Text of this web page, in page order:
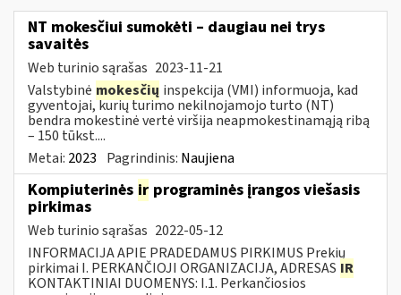
NT mokesčiui sumokėti – daugiau nei trys
savaitės
Web turinio sąrašas 2023-11-21
Valstybinė mokesčių inspekcija (VMI) informuoja, kad
gyventojai, kurių turimo nekilnojamojo turto (NT)
bendra mokestinė vertė viršija neapmokestinamąją ribą
– 150 tūkst....
Metai: 2023 Pagrindinis: Naujiena
Kompiuterinės ir programinės įrangos viešasis
pirkimas
Web turinio sąrašas 2022-05-12
INFORMACIJA APIE PRADEDAMUS PIRKIMUS Prekių
pirkimai I. PERKANČIOJI ORGANIZACIJA, ADRESAS IR
KONTAKTINIAI DUOMENYS: I.1. Perkančiosios